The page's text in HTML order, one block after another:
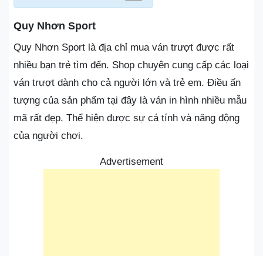
Quy Nhơn Sport
Quy Nhơn Sport là địa chỉ mua ván trượt được rất
nhiều bạn trẻ tìm đến. Shop chuyên cung cấp các loại
ván trượt dành cho cả người lớn và trẻ em. Điều ấn
tượng của sản phẩm tại đây là ván in hình nhiều mẫu
mã rất đẹp. Thể hiện được sự cá tính và năng động
của người chơi.
Advertisement